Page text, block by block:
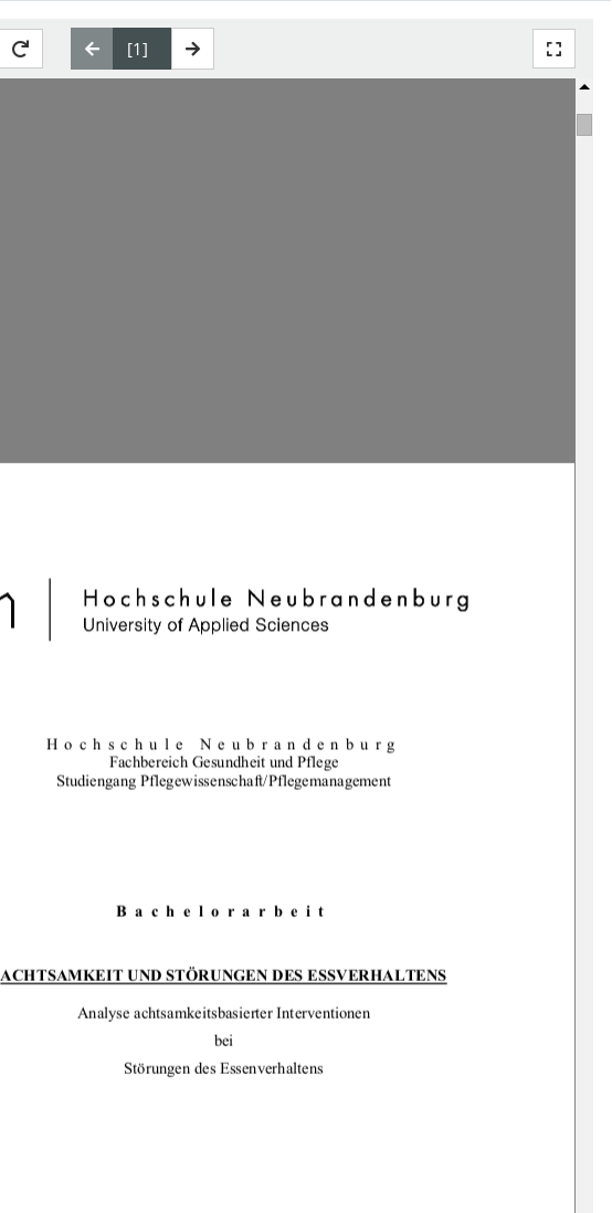
Hochschule Neubrandenburg
Fachbereich Gesundheit und Pflege
Studiengang Pflegewissenschaft/Pflegemanagement
Bachelorarbeit
ACHTSAMKEIT UND STÖRUNGEN DES ESSVERHALTENS
Analyse achtsamkeitsbasierter Interventionen
bei
Störungen des Essenverhaltens